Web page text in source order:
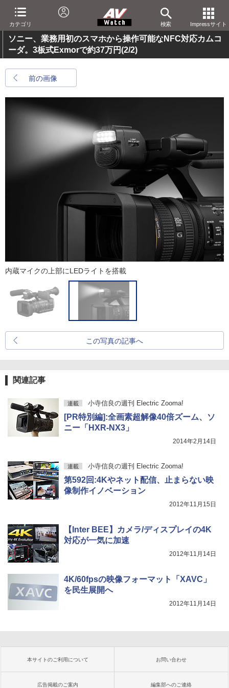
カテゴリ 検索 Impressサイト
ソニー、業務用初のスマホから操作可能なNFC対応カムコ
ーダ。3板式Exmorで約37万円(2/2)
前の画像
内蔵マイクの上部にLEDライトを搭載
この写真の記事へ
関連記事
連載 小寺信良の週刊 Electric Zooma!
[PR特別編]:全画素超解像40倍ズーム、ソ
ニー「HXR-NX3」
2014年2月14日
連載 小寺信良の週刊 Electric Zooma!
第592回:4Kやネット配信、止まらない映
像制作イノベーション
2012年11月15日
【Inter BEE】カメラ/ディスプレイの4K
対応が一気に加速
2012年11月14日
4K/60fpsの映像フォーマット「XAVC」
を民生展開へ
2012年11月14日
本サイトのご利用について お問い合わせ
広告掲載のご案内 編集部へのご連絡